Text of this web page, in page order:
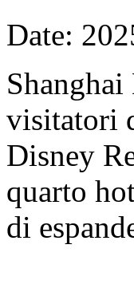
Date:
visitatori
Disney
quarto
di